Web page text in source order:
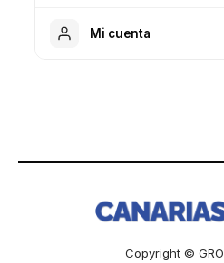
Mi cuenta
Copyright ©